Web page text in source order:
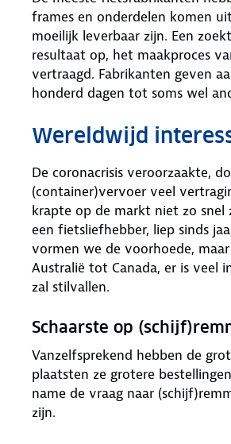
frames en onderdelen komen
moeilijk leverbaar zijn. Een
resultaat op, het maakproces
vertraagd. Fabrikanten geven
honderd dagen tot soms wel
Wereldwijd
De coronacrisis veroorzaakte,
(container)vervoer veel
krapte op de markt niet zo snel
een fietsliefhebber, liep sinds
vormen we de voorhoede,
Australië tot Canada, er is veel
zal stilvallen.
Schaarste op
Vanzelfsprekend hebben de
plaatsten ze grotere
name de vraag naar
zijn.